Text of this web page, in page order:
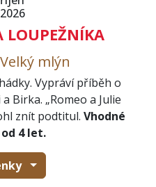
2026
LOUPEŽNÍKA
mlýn
Vypráví příběh o
Birka. „Romeo a Julie
znít podtitul. Vhodné
4 let.